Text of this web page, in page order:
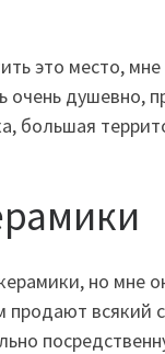
это место, мне
очень душевно,
большая
но мне
продают всякий